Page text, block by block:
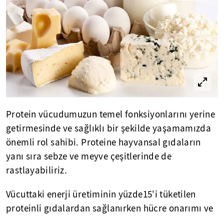
Protein vücudumuzun temel fonksiyonlarını yerine
getirmesinde ve sağlıklı bir şekilde yaşamamızda
önemli rol sahibi. Proteine hayvansal gıdaların
yanı sıra sebze ve meyve çeşitlerinde de
rastlayabiliriz.
Vücuttaki enerji üretiminin yüzde15'i tüketilen
proteinli gıdalardan sağlanırken hücre onarımı ve